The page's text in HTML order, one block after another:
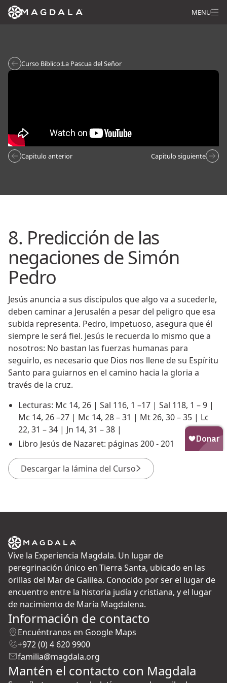
MENU
Curso Bíblico:La Pascua del Señor
Capitulo anterior Capitulo siguiente
8. Predicción de las
negaciones de Simón
Pedro
Jesús anuncia a sus discípulos que algo va a sucederle,
deben caminar a Jerusalén a pesar del peligro que esa
subida representa. Pedro, impetuoso, asegura que él
siempre le será fiel. Jesús le recuerda lo mismo que a
nosotros: No bastan las fuerzas humanas para
seguirlo, es necesario que Dios nos llene de su Espíritu
Santo para guiarnos en el camino hacia la gloria a
través de la cruz.
Lecturas: Mc 14, 26 | Sal 116, 1 –17 | Sal 118, 1 – 9 |
Mc 14, 26 –27 | Mc 14, 28 – 31 | Mt 26, 30 – 35 | Lc
22, 31 – 34 | Jn 14, 31 – 38 |
Libro Jesús de Nazaret: páginas 200 - 201
Descargar la lámina del Curso
Vive la Experiencia Magdala. Un lugar de
peregrinación único en Tierra Santa, ubicado en las
orillas del Mar de Galilea. Conocido por ser el lugar de
encuentro entre la historia judía y cristiana, y el lugar
de nacimiento de María Magdalena.
Información de contacto
Encuéntranos en Google Maps
+972 (0) 4 620 9900
familia@magdala.org
Mantén el contacto con Magdala